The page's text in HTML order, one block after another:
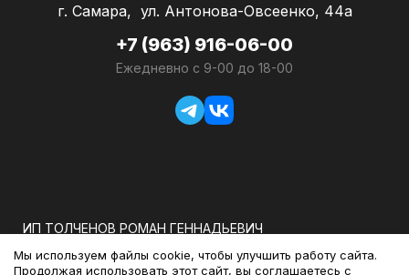
г. Самара, ул. Антонова-Овсеенко, 44а
+7 (963) 916-06-00
Ежедневно с 9-00 до 18-00
ИП ТОЛЧЕНОВ РОМАН ГЕННАДЬЕВИЧ
ОГРНИП: 318583500026231
Мы используем файлы cookie, чтобы улучшить работу сайта.
Продолжая использовать этот сайт, вы соглашаетесь с